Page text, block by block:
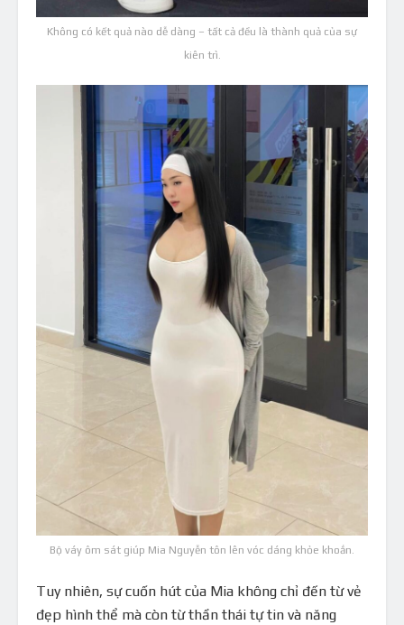
Không có kết quả nào dễ dàng – tất cả đều là thành quả của sự
kiên trì.
Bộ váy ôm sát giúp Mia Nguyễn tôn lên vóc dáng khỏe khoắn.
Tuy nhiên, sự cuốn hút của Mia không chỉ đến từ vẻ
đẹp hình thể mà còn từ thần thái tự tin và năng